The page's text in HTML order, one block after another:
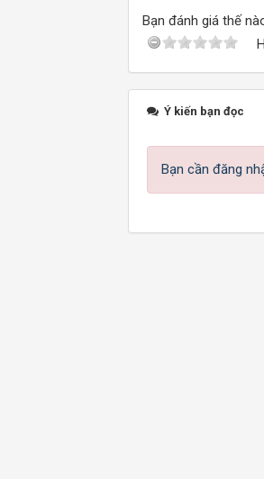
Bạn đánh giá thế
Ý kiến bạn đọc
Bạn cần đăng